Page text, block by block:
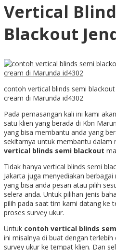
Vertical
Blackout
contoh vertical blinds semi
cream di Marunda id4302
Pada pemasangan kali ini kami
satu klien yang berada di Kbn
yang bisa membantu anda yang
sekitarnya untuk membantu dalam
vertical blinds semi blackout
Tidak hanya vertical blinds semi
Jakarta juga menyediakan
yang bisa anda pesan atau pilih
selera anda. Untuk pilihan jenis
pilih pada saat tim kami datang ke
proses survey ukur.
Untuk contoh vertical blinds
ini misalnya di buat dengan
survey ukur ke tempat klien. Dan